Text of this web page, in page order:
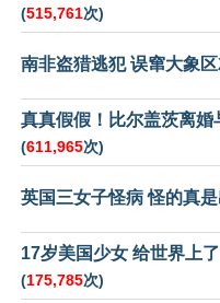
(515,761次)
南非盗猎逃犯 误窜大象
真真假假！比尔盖茨离婚
(611,965次)
英国三女子怪病 怪的真
17岁美国少女 给世界上
(175,785次)